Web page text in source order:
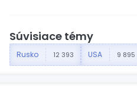
Súvisiace témy
Rusko 12 393 USA 9 895